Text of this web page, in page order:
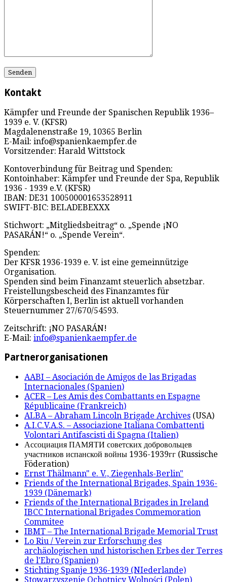
Kontakt
Kämpfer und Freunde der Spanischen Republik 1936–
1939 e. V. (KFSR)
Magdalenenstraße 19, 10365 Berlin
E-Mail: info@spanienkaempfer.de
Vorsitzender: Harald Wittstock
Kontoverbindung für Beitrag und Spenden:
Kontoinhaber: Kämpfer und Freunde der Spa, Republik
1936 - 1939 e.V. (KFSR)
IBAN: DE31 100500001653528911
SWIFT-BIC: BELADEBEXXX
Stichwort: „Mitgliedsbeitrag“ o. „Spende ¡NO
PASARÁN!“ o. „Spende Verein“.
Spenden:
Der KFSR 1936-1939 e. V. ist eine gemeinnützige
Organisation.
Spenden sind beim Finanzamt steuerlich absetzbar.
Freistellungsbescheid des Finanzamtes für
Körperschaften I, Berlin ist aktuell vorhanden
Steuernummer 27/670/54593.
Zeitschrift: ¡NO PASARÁN!
E-Mail: info@spanienkaempfer.de
Partnerorganisationen
AABI – Asociación de Amigos de las Brigadas
Internacionales (Spanien)
ACER – Les Amis des Combattants en Espagne
Républicaine (Frankreich)
ALBA – Abraham Lincoln Brigade Archives (USA)
A.I.C.V.A.S. – Associazione Italiana Combattenti
Volontari Antifascisti di Spagna (Italien)
Ассоциация ПАМЯТИ советских добровольцев
участников испанской войны 1936-1939гг (Russische
Föderation)
Ernst Thälmann" e. V., Ziegenhals-Berlin"
Friends of the International Brigades, Spain 1936-
1939 (Dänemark)
Friends of the International Brigades in Ireland
IBCC International Brigades Commemoration
Commitee
IBMT – The International Brigade Memorial Trust
Lo Riu / Verein zur Erforschung des
archäologischen und historischen Erbes der Terres
de l'Ebro (Spanien)
Stichting Spanje 1936-1939 (NIederlande)
Stowarzyszenie Ochotnicy Wolności (Polen)